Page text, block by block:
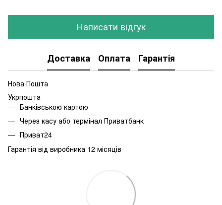
Написати відгук
Доставка Оплата Гарантія
Нова Пошта
Укрпошта
Банківською картою
Через касу або термінал Приватбанк
Приват24
Гарантія від виробника 12 місяців